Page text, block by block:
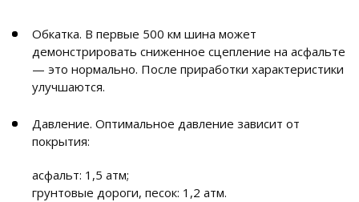
Обкатка. В первые 500 км шина может
демонстрировать сниженное сцепление на асфальте
— это нормально. После приработки характеристики
улучшаются.
Давление. Оптимальное давление зависит от
покрытия:
асфальт: 1,5 атм;
грунтовые дороги, песок: 1,2 атм.